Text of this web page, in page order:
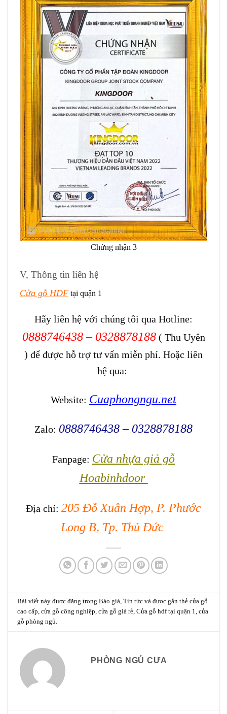
Chứng nhận 3
V, Thông tin liên hệ
Cửa gỗ HDF tại quận 1
Hãy liên hệ với chúng tôi qua Hotline:
0888746438 – 0328878188( Thu Uyên
) để được hỗ trợ tư vấn miễn phí. Hoặc liên
hệ qua:
Website: Cuaphongngu.net
Zalo: 0888746438 – 0328878188
Fanpage: Cửa nhựa giả gỗ
Hoabinhdoor
Địa chỉ: 205 Đỗ Xuân Hợp, P. Phước
Long B, Tp. Thủ Đức
Bài viết này được đăng trongBáo giá,Tin tức và được gắn thẻcửa gỗ
cao cấp,cửa gỗ công nghiệp,cửa gỗ giá rẻ,Cửa gỗ hdf tại quận 1,cửa
gỗ phòng ngủ.
PHÒNG NGỦ CƯA